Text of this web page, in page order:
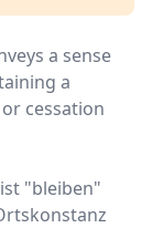
a sense
a
cessation
"bleiben"